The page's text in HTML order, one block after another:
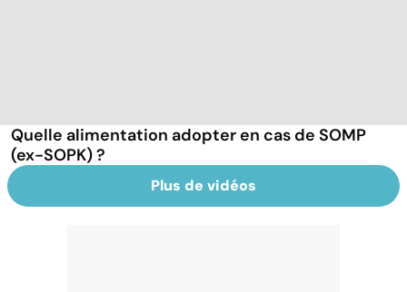
Quelle alimentation adopter en cas de SOMP
(ex-SOPK) ?
Plus de vidéos